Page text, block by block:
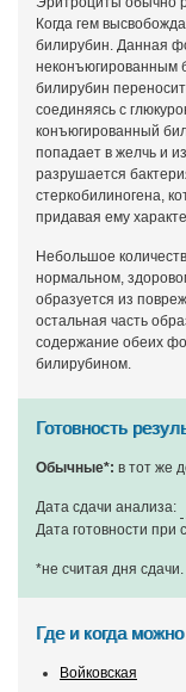
Когда гем
билирубин. Данная
неконъюгированным
билирубин
соединяясь с
конъюгированный
попадает в желчь и
разрушается
стеркобилиногена,
придавая ему
Небольшое
нормальном,
образуется из
остальная часть
содержание обеих
билирубином.
Готовность
Обычные*: в тот же
Дата сдачи анализа:
Дата готовности при
*не считая дня сдачи.
Где и когда
Войковская